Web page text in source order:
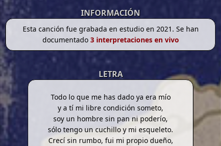
INFORMACIÓN
Esta canción fue grabada en estudio en 2021. Se han
documentado 3 interpretaciones en vivo
LETRA
Todo lo que me has dado ya era mío
y a tí mi libre condición someto,
soy un hombre sin pan ni poderío,
sólo tengo un cuchillo y mi esqueleto.
Crecí sin rumbo, fui mi propio dueño,